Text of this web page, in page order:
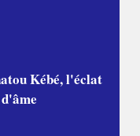
Kébé, l'éclat